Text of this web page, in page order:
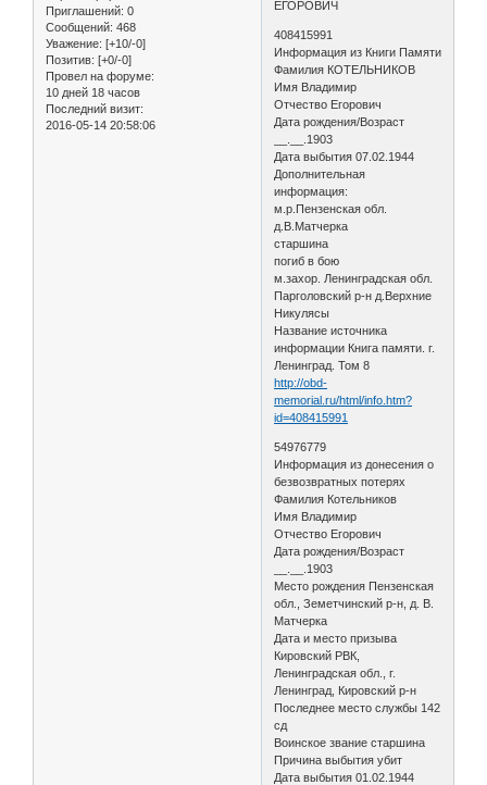
Приглашений: 0
Сообщений: 468
Уважение: [+10/-0]
Позитив: [+0/-0]
Провел на форуме:
10 дней 18 часов
Последний визит:
2016-05-14 20:58:06
ЕГОРОВИЧ
408415991
Информация из Книги Памяти
Фамилия КОТЕЛЬНИКОВ
Имя Владимир
Отчество Егорович
Дата рождения/Возраст
__.__.1903
Дата выбытия 07.02.1944
Дополнительная
информация:
м.р.Пензенская обл.
д.В.Матчерка
старшина
погиб в бою
м.захор. Ленинградская обл.
Парголовский р-н д.Верхние
Никулясы
Название источника
информации Книга памяти. г.
Ленинград. Том 8
http://obd-
memorial.ru/html/info.htm?
id=408415991
54976779
Информация из донесения о
безвозвратных потерях
Фамилия Котельников
Имя Владимир
Отчество Егорович
Дата рождения/Возраст
__.__.1903
Место рождения Пензенская
обл., Земетчинский р-н, д. В.
Матчерка
Дата и место призыва
Кировский РВК,
Ленинградская обл., г.
Ленинград, Кировский р-н
Последнее место службы 142
сд
Воинское звание старшина
Причина выбытия убит
Дата выбытия 01.02.1944